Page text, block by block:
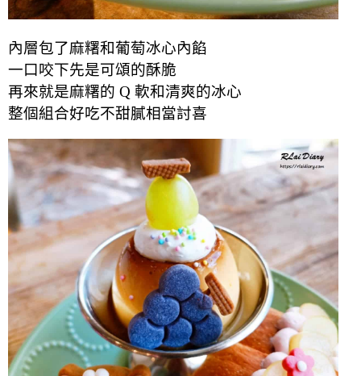
內層包了麻糬和葡萄冰心內餡
一口咬下先是可頌的酥脆
再來就是麻糬的 Q 軟和清爽的冰心
整個組合好吃不甜膩相當討喜